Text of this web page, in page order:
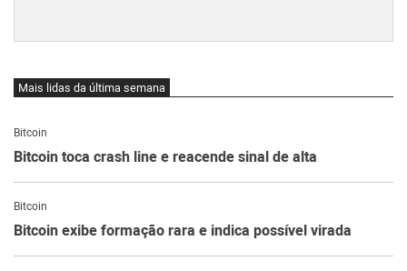
Mais lidas da última semana
Bitcoin
Bitcoin toca crash line e reacende sinal de alta
Bitcoin
Bitcoin exibe formação rara e indica possível virada